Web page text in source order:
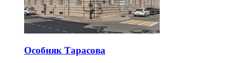
Особняк Тарасова